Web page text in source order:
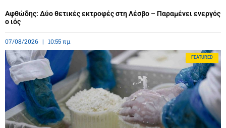
Αφθώδης: Δύο θετικές εκτροφές στη Λέσβο – Παραμένει ενεργός
ο ιός
07/08/2026 10:55 πμ
FEATURED